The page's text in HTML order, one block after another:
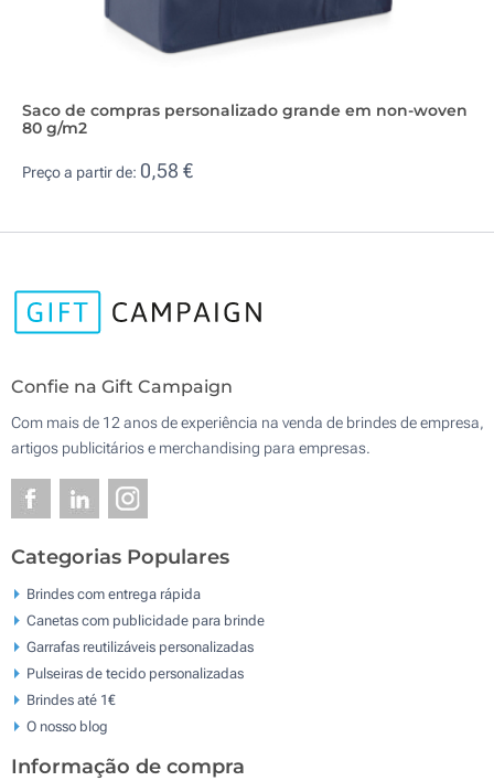
Saco de compras personalizado grande em non-woven
80 g/m2
Preço a partir de: 0,58 €
Confie na Gift Campaign
Com mais de 12 anos de experiência na venda de brindes de empresa,
artigos publicitários e merchandising para empresas.
Categorias Populares
Brindes com entrega rápida
Canetas com publicidade para brinde
Garrafas reutilizáveis personalizadas
Pulseiras de tecido personalizadas
Brindes até 1€
O nosso blog
Informação de compra